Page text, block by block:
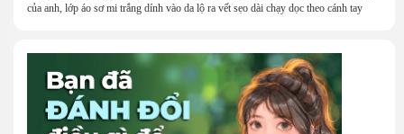
của anh, lớp áo sơ mi trắng dính vào da lộ ra vết sẹo dài chạy dọc theo cánh tay